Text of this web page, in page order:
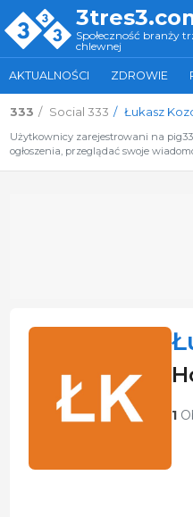
Społeczność branży
chlewnej
AKTUALNOŚCI ZDROWIE
333 Social 333 Łukasz
Użytkownicy zarejestrowani na
ogłoszenia, przeglądać swoje
1